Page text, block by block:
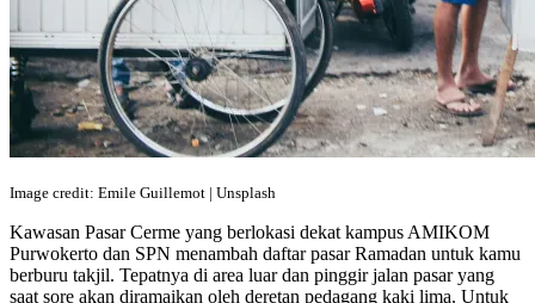
Image credit: Emile Guillemot | Unsplash
Kawasan Pasar Cerme yang berlokasi dekat kampus AMIKOM
Purwokerto dan SPN menambah daftar pasar Ramadan untuk kamu
berburu takjil. Tepatnya di area luar dan pinggir jalan pasar yang
saat sore akan diramaikan oleh deretan pedagang kaki lima. Untuk